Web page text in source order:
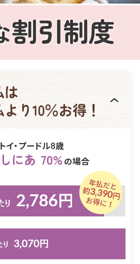
トイ・プードル8歳
しにあ 70% の場合